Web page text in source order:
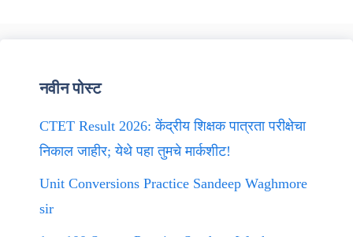
नवीन पोस्ट
CTET Result 2026: केंद्रीय शिक्षक पात्रता परीक्षेचा
निकाल जाहीर; येथे पहा तुमचे मार्कशीट!
Unit Conversions Practice Sandeep Waghmore
sir